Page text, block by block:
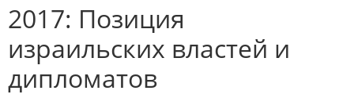
2017: Позиция
израильских властей и
дипломатов